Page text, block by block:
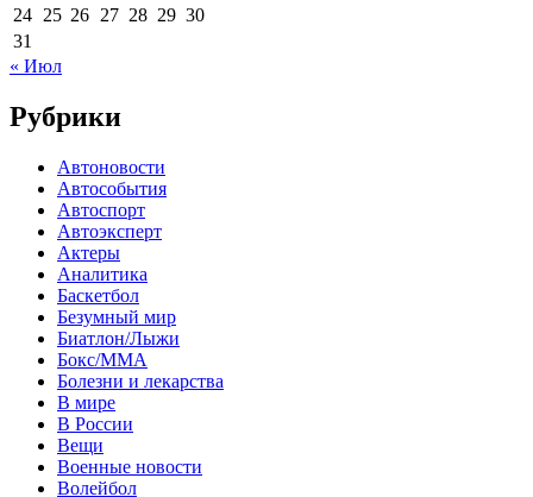
24 25 26 27 28 29 30
31
« Июл
Рубрики
Автоновости
Автособытия
Автоспорт
Автоэксперт
Актеры
Аналитика
Баскетбол
Безумный мир
Биатлон/Лыжи
Бокс/MMA
Болезни и лекарства
В мире
В России
Вещи
Военные новости
Волейбол